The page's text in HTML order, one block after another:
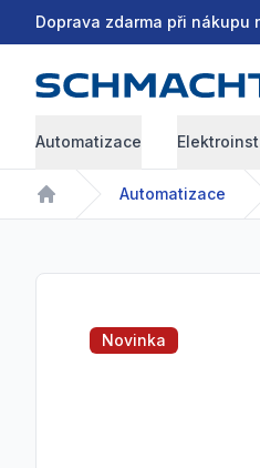
Doprava zdarma při nákupu
Automatizace
Home
Automatizace
Novinka